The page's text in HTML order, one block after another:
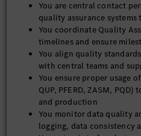
You are central contact
quality assurance
You coordinate Quality
timelines and ensure
You align quality
with central teams and
You ensure proper usage
QUP, PFERD, ZASM,
and production
You monitor data quality
logging, data consistency